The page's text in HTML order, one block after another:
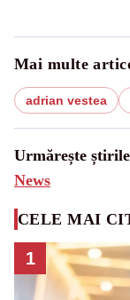
Mai multe
adrian vestea
Urmărește
News
CELE MAI
1